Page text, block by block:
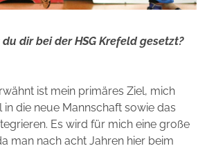
dir bei der HSG Krefeld gesetzt?
ist mein primäres Ziel, mich
die neue Mannschaft sowie das
Es wird für mich eine große
man nach acht Jahren hier beim